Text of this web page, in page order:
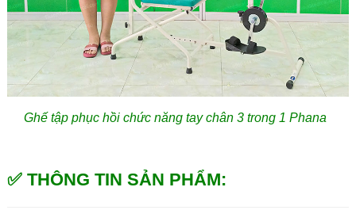
Ghế tập phục hồi chức năng tay chân 3 trong 1 Phana
✅ THÔNG TIN SẢN PHẨM: